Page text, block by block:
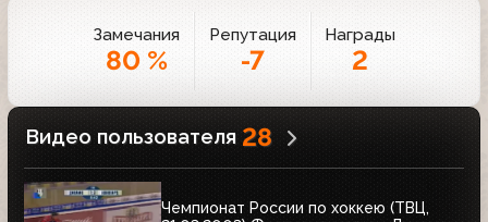
Замечания
80 %
Репутация
-7
Награды
2
Видео пользователя 28
Чемпионат России по хоккею (ТВЦ,